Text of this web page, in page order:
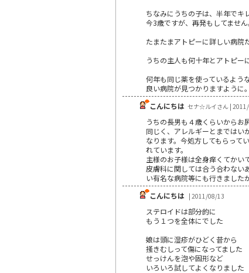
ちなみにうちの子は、半年でキ
今3歳ですが、再発もしてません
たまたまアトピーに詳しい病院
うちの主人も何十年とアトピー
何年も同じ薬を使っているよう
良い病院が見つかりますように。
こんにちは セナ☆ルイさん |
うちの長男も４歳くらいからお
同じく、アレルギーとまではい
なります。今処方してもらって
れています。
主様のお子様は全身痒くてかい
皮膚科に関しては合う合わない
い有名な病院等にも行きました
こんにちは | 2011/08/13
ステロイドは部分的に
もう１つを全体にでした
娘は頭に湿疹がひどく昔から
掻きむしって傷になってました
せっけんを泡や固形など
いろいろ試してよくなりました